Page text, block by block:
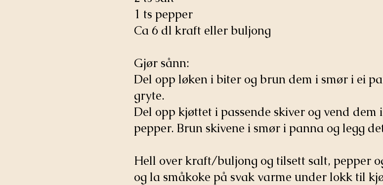
1 ts pepper
Ca 6 dl kraft eller buljong
Gjør sånn:
Del opp løken i biter og brun dem i smør i ei
gryte.
Del opp kjøttet i passende skiver og vend
pepper. Brun skivene i smør i panna og legg
Hell over kraft/buljong og tilsett salt, pepper
og la småkoke på svak varme under lokk til